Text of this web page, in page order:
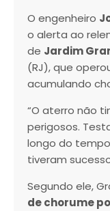
O engenheiro
o alerta ao
de Jardim
(RJ), que
acumulando
“O aterro não
perigosos.
longo do
tiveram
Segundo ele,
de chorume